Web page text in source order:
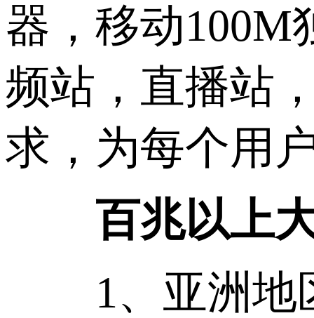
器，移动100M
频站，直播站
求，为每个用
百兆以上大
1、亚洲地区